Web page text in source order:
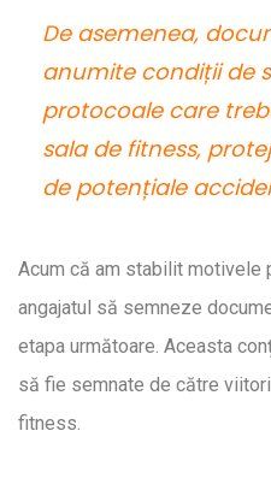
De asemenea,
anumite condiții de
protocoale care
sala de fitness,
de potențiale
Acum că am stabilit motivele
angajatul să semneze
etapa următoare. Aceasta
să fie semnate de către
fitness.